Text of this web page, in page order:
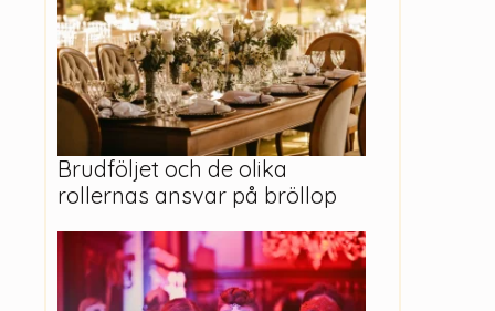
Brudföljet och de olika
rollernas ansvar på bröllop